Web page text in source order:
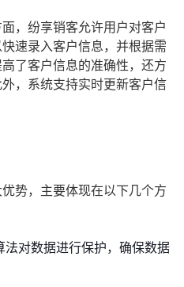
，纷享销客允许用户对客户
速录入客户信息，并根据需
了客户信息的准确性，还方
，系统支持实时更新客户信
势，主要体现在以下几个方
对数据进行保护，确保数据